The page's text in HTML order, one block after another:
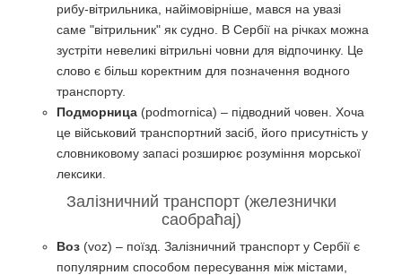
рибу-вітрильника, найімовірніше, мався на увазі
саме "вітрильник" як судно. В Сербії на річках можна
зустріти невеликі вітрильні човни для відпочинку. Це
слово є більш коректним для позначення водного
транспорту.
Подморница (podmornica) – підводний човен. Хоча
це військовий транспортний засіб, його присутність у
словниковому запасі розширює розуміння морської
лексики.
Залізничний транспорт (железнички
саобраћај)
Воз (voz) – поїзд. Залізничний транспорт у Сербії є
популярним способом пересування між містами,